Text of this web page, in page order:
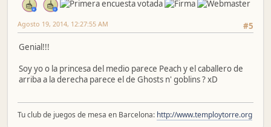
#5
Agosto 19, 2014, 12:27:55 AM
Genial!!!
Soy yo o la princesa del medio parece Peach y el caballero de
arriba a la derecha parece el de Ghosts n' goblins ? xD
Tu club de juegos de mesa en Barcelona: http://www.temploytorre.org